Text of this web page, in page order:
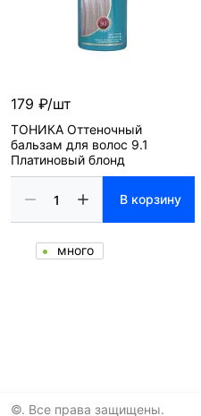
179 ₽/шт
ТОНИКА Оттеночный
бальзам для волос 9.1
Платиновый блонд
В корзину
много
©. Все права защищены.